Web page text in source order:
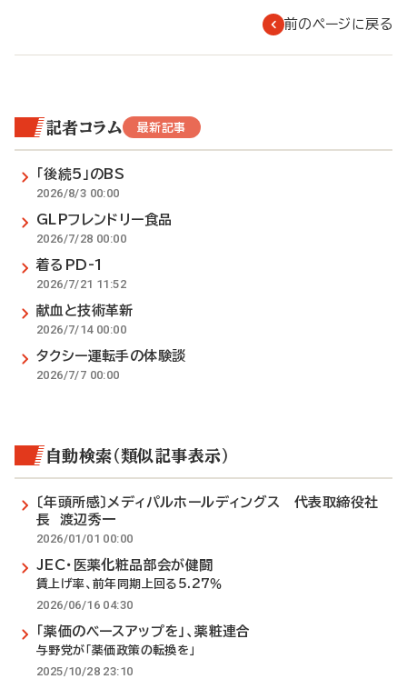
前のページに戻る
記者コラム 最新記事
「後続5」のBS
2026/8/3 00:00
GLPフレンドリー食品
2026/7/28 00:00
着るPD-1
2026/7/21 11:52
献血と技術革新
2026/7/14 00:00
タクシー運転手の体験談
2026/7/7 00:00
自動検索（類似記事表示）
〔年頭所感〕メディパルホールディングス 代表取締役社
長 渡辺秀一
2026/01/01 00:00
JEC・医薬化粧品部会が健闘
賃上げ率、前年同期上回る5.27％
2026/06/16 04:30
「薬価のベースアップを」、薬粧連合
与野党が「薬価政策の転換を」
2025/10/28 23:10